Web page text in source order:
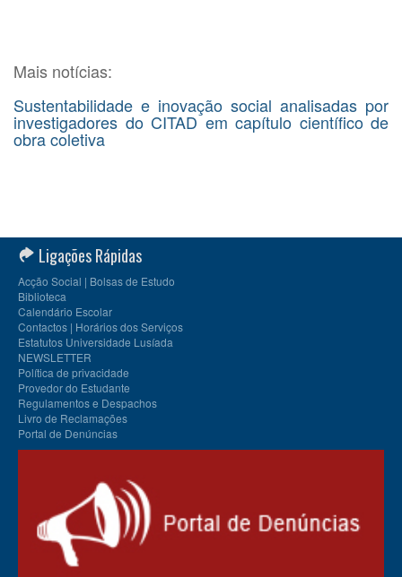
Mais notícias:
Sustentabilidade e inovação social analisadas por
investigadores do CITAD em capítulo científico de
obra coletiva
Ligações Rápidas
Acção Social | Bolsas de Estudo
Biblioteca
Calendário Escolar
Contactos | Horários dos Serviços
Estatutos Universidade Lusíada
NEWSLETTER
Política de privacidade
Provedor do Estudante
Regulamentos e Despachos
Livro de Reclamações
Portal de Denúncias